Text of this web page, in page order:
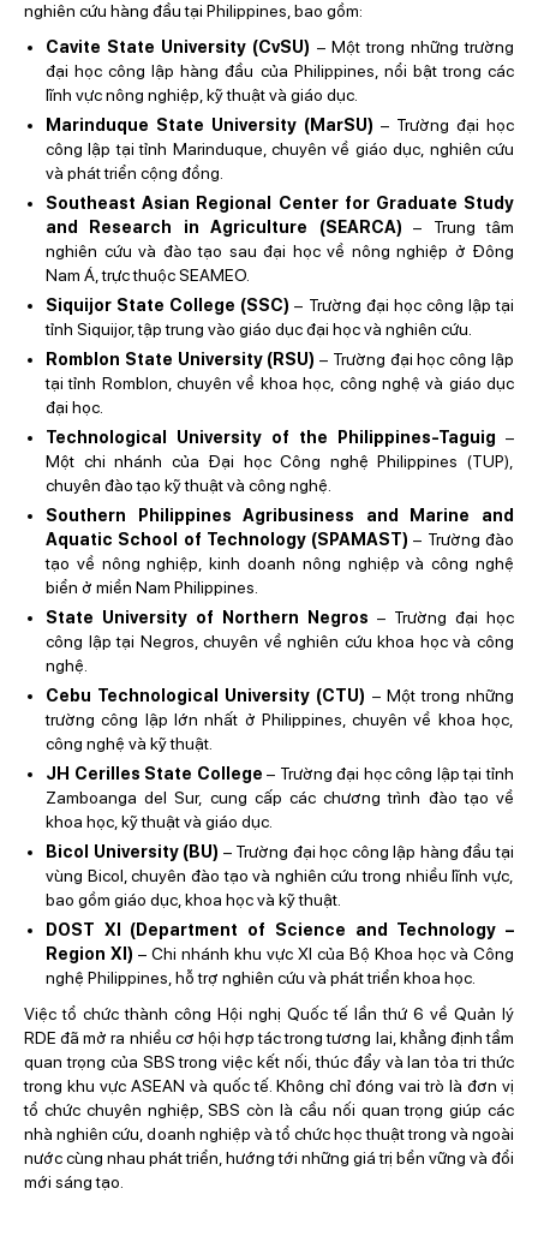
nghiên cứu hàng đầu tại Philippines, bao gồm:
Cavite State University (CvSU) – Một trong những trường
đại học công lập hàng đầu của Philippines, nổi bật trong các
lĩnh vực nông nghiệp, kỹ thuật và giáo dục.
Marinduque State University (MarSU) – Trường đại học
công lập tại tỉnh Marinduque, chuyên về giáo dục, nghiên cứu
và phát triển cộng đồng.
Southeast Asian Regional Center for Graduate Study
and Research in Agriculture (SEARCA) – Trung tâm
nghiên cứu và đào tạo sau đại học về nông nghiệp ở Đông
Nam Á, trực thuộc SEAMEO.
Siquijor State College (SSC) – Trường đại học công lập tại
tỉnh Siquijor, tập trung vào giáo dục đại học và nghiên cứu.
Romblon State University (RSU) – Trường đại học công lập
tại tỉnh Romblon, chuyên về khoa học, công nghệ và giáo dục
đại học.
Technological University of the Philippines-Taguig –
Một chi nhánh của Đại học Công nghệ Philippines (TUP),
chuyên đào tạo kỹ thuật và công nghệ.
Southern Philippines Agribusiness and Marine and
Aquatic School of Technology (SPAMAST) – Trường đào
tạo về nông nghiệp, kinh doanh nông nghiệp và công nghệ
biển ở miền Nam Philippines.
State University of Northern Negros – Trường đại học
công lập tại Negros, chuyên về nghiên cứu khoa học và công
nghệ.
Cebu Technological University (CTU) – Một trong những
trường công lập lớn nhất ở Philippines, chuyên về khoa học,
công nghệ và kỹ thuật.
JH Cerilles State College – Trường đại học công lập tại tỉnh
Zamboanga del Sur, cung cấp các chương trình đào tạo về
khoa học, kỹ thuật và giáo dục.
Bicol University (BU) – Trường đại học công lập hàng đầu tại
vùng Bicol, chuyên đào tạo và nghiên cứu trong nhiều lĩnh vực,
bao gồm giáo dục, khoa học và kỹ thuật.
DOST XI (Department of Science and Technology –
Region XI) – Chi nhánh khu vực XI của Bộ Khoa học và Công
nghệ Philippines, hỗ trợ nghiên cứu và phát triển khoa học.
Việc tổ chức thành công Hội nghị Quốc tế lần thứ 6 về Quản lý
RDE đã mở ra nhiều cơ hội hợp tác trong tương lai, khẳng định tầm
quan trọng của SBS trong việc kết nối, thúc đẩy và lan tỏa tri thức
trong khu vực ASEAN và quốc tế . Không chỉ đóng vai trò là đơn vị
tổ chức chuyên nghiệp, SBS còn là cầu nối quan trọng giúp các
nhà nghiên cứu, doanh nghiệp và tổ chức học thuật trong và ngoài
nước cùng nhau phát triển, hướng tới những giá trị bền vững và đổi
mới sáng tạo.